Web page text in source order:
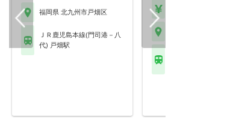
福岡県 北九州市戸畑区
ＪＲ鹿児島本線(門司港－八
代) 戸畑駅